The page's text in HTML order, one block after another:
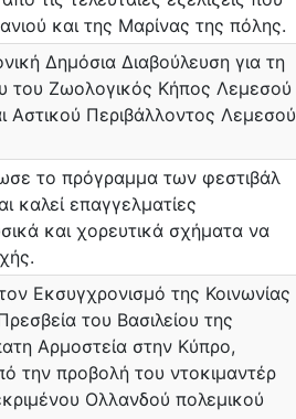
και της Μαρίνας της πόλης.
Δημόσια Διαβούλευση για τη
του Ζωολογικός Κήπος Λεμεσού
Αστικού Περιβάλλοντος Λεμεσού
το πρόγραμμα των φεστιβάλ
καλεί επαγγελματίες
και χορευτικά σχήματα να
Εκσυγχρονισμό της Κοινωνίας
του Βασιλείου της
Αρμοστεία στην Κύπρο,
την προβολή του ντοκιμαντέρ
Ολλανδού πολεμικού